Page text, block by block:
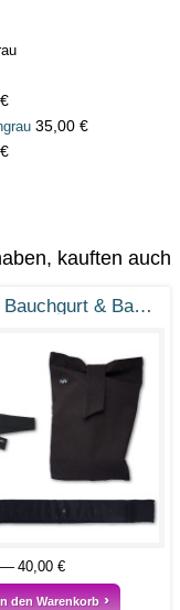
35,00 €
kauften auch
Bauchgurt & Basics
40,00 €
In den Warenkorb